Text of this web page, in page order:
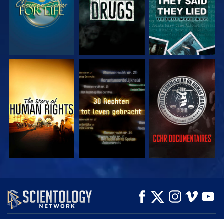
KIJK KIJK KIJK
KIJK VERKEN DE SERIE